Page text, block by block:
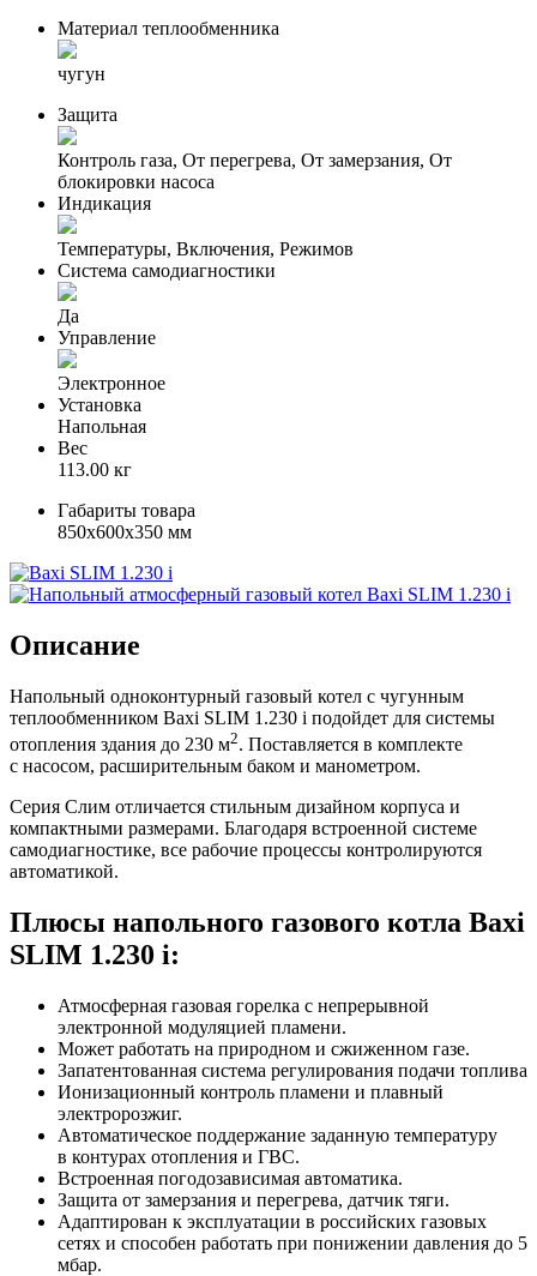
Материал теплообменника
чугун
Защита
Контроль газа, От перегрева, От замерзания, От
блокировки насоса
Индикация
Температуры, Включения, Режимов
Система самодиагностики
Да
Управление
Электронное
Установка
Напольная
Вес
113.00 кг
Габариты товара
850x600x350 мм
Описание
Напольный одноконтурный газовый котел с чугунным
теплообменником Baxi SLIM 1.230 i подойдет для системы
отопления здания до 230 м2. Поставляется в комплекте
с насосом, расширительным баком и манометром.
Серия Слим отличается стильным дизайном корпуса и
компактными размерами. Благодаря встроенной системе
самодиагностике, все рабочие процессы контролируются
автоматикой.
Плюсы напольного газового котла Baxi
SLIM 1.230 i:
Атмосферная газовая горелка с непрерывной
электронной модуляцией пламени.
Может работать на природном и сжиженном газе.
Запатентованная система регулирования подачи топлива
Ионизационный контроль пламени и плавный
электророзжиг.
Автоматическое поддержание заданную температуру
в контурах отопления и ГВС.
Встроенная погодозависимая автоматика.
Защита от замерзания и перегрева, датчик тяги.
Адаптирован к эксплуатации в российских газовых
сетях и способен работать при понижении давления до 5
мбар.